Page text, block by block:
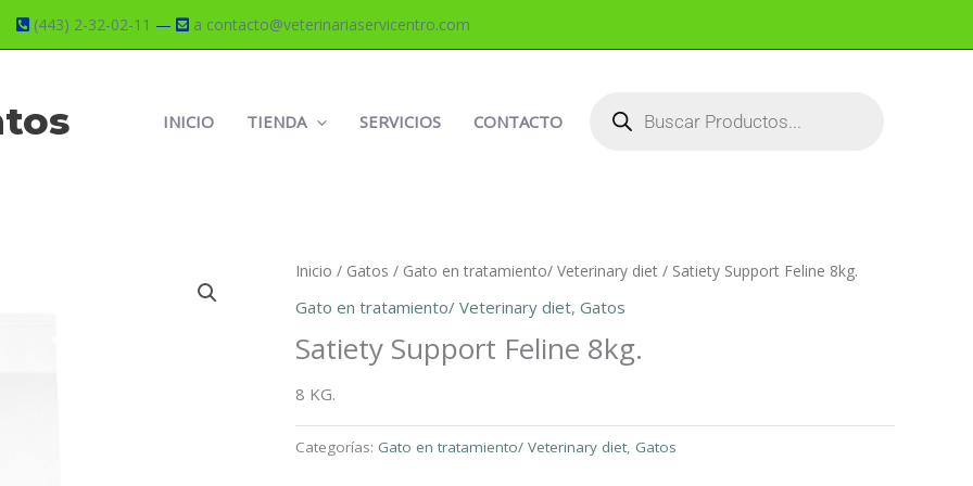
(443) 2-32-02-11 — a contacto@veterinariaservicentro.com
INICIO TIENDA SERVICIOS CONTACTO PRODUCTOS
Inicio / Gatos / Gato en tratamiento/ Veterinary diet / Satiety Support Feline 8kg.
Gato en tratamiento/ Veterinary diet, Gatos
Satiety Support Feline 8kg.
8 KG.
Categorías: Gato en tratamiento/ Veterinary diet Gatos